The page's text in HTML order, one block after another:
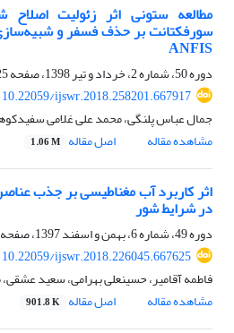
مطالعه ستونی اثر زئولیت
سورفکتانت بر حذف فسفر و
ANFIS
دوره 50، شماره 2، خرداد و تیر 1398، صفحه
10.22059/ijswr.2018.258201.667917
جمال عباس پلنگی، محمد علی غلامی
مشاهده مقاله
اصل مقاله 1.06 M
اثر کاربرد آب مغناطیسی بر جذب
در شرایط شور
دوره 49، شماره 6، بهمن و اسفند 1397، صفحه
10.22059/ijswr.2018.226045.667625
فاطمه آقامیر، حسینعلی بهرامی، سعید
مشاهده مقاله
اصل مقاله 901.8 K